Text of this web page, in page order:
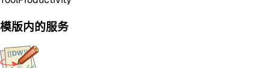
模版内的服务